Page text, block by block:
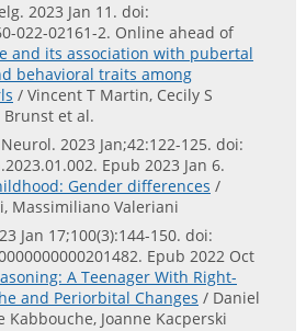
2023 Jan 11. doi:
022-02161-2. Online ahead of
and its association with pubertal
behavioral traits among
/ Vincent T Martin, Cecily S
Brunst et al.
2023 Jan;42:122-125. doi:
Epub 2023 Jan 6.
Gender differences /
Massimiliano Valeriani
Jan 17;100(3):144-150. doi:
Epub 2022 Oct
A Teenager With Right-
and Periorbital Changes / Daniel
Kabbouche, Joanne Kacperski